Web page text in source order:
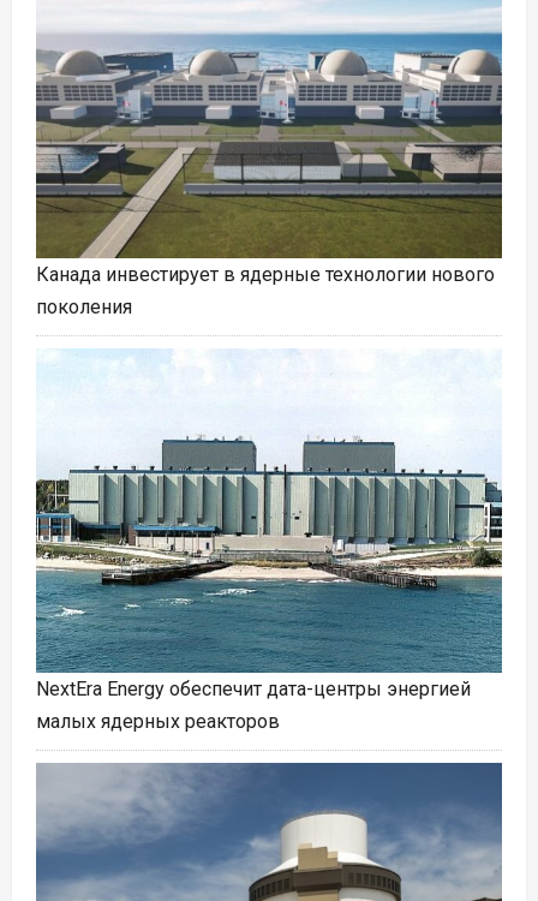
Канада инвестирует в ядерные технологии нового
поколения
NextEra Energy обеспечит дата-центры энергией
малых ядерных реакторов